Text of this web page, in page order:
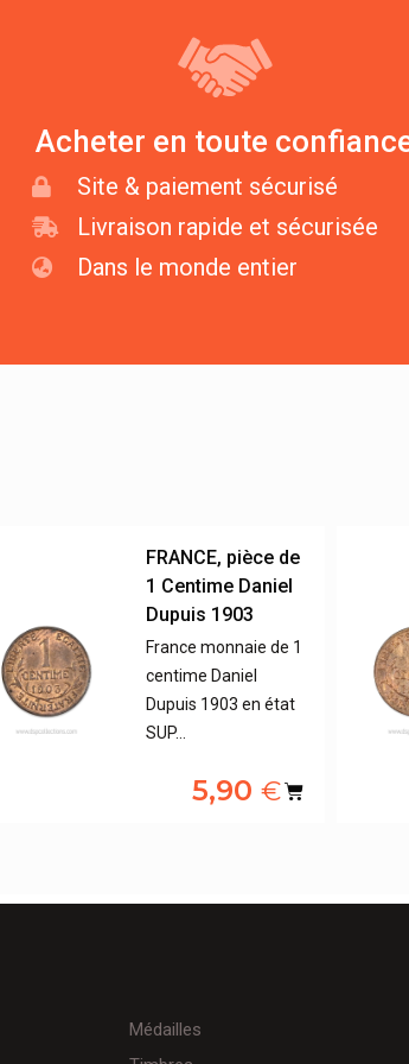
Acheter en toute
Site & paiement sécurisé
Livraison rapide et sécurisée
Dans le monde entier
FRANCE, pièce de
1 Centime Daniel
Dupuis 1903
France monnaie de 1
centime Daniel
Dupuis 1903 en état
SUP…
5,90 €
Médailles